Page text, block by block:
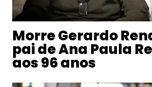
Morre Gerardo
pai de Ana Paula
aos 96 anos